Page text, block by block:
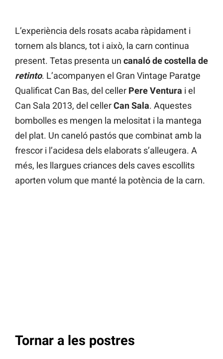
L’experiència dels rosats acaba ràpidament i
tornem als blancs, tot i això, la carn continua
present. Tetas presenta un canaló de costella de
retinto. L’acompanyen el Gran Vintage Paratge
Qualificat Can Bas, del celler Pere Ventura i el
Can Sala 2013, del cellerCan Sala. Aquestes
bombolles es mengen la melositat i la mantega
del plat. Un caneló pastós que combinat amb la
frescor i l’acidesa dels elaborats s’alleugera. A
més, les llargues criances dels caves escollits
aporten volum que manté la potència de la carn.
Tornar a les postres